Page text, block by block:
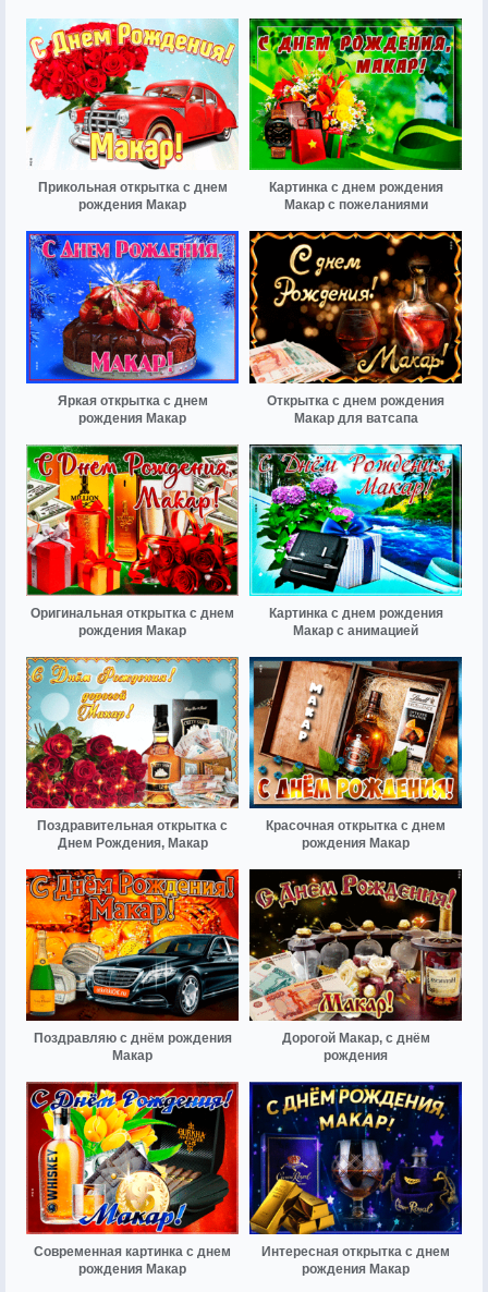
Прикольная открытка с днем
рождения Макар
Картинка с днем рождения
Макар с пожеланиями
Яркая открытка с днем
рождения Макар
Открытка с днем рождения
Макар для ватсапа
Оригинальная открытка с днем
рождения Макар
Картинка с днем рождения
Макар с анимацией
Поздравительная открытка с
Днем Рождения, Макар
Красочная открытка с днем
рождения Макар
Поздравляю с днём рождения
Макар
Дорогой Макар, с днём
рождения
Современная картинка с днем
рождения Макар
Интересная открытка с днем
рождения Макар